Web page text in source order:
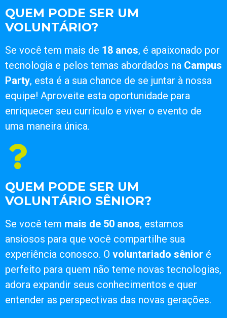
QUEM PODE SER UM
VOLUNTÁRIO?
Se você tem mais de 18 anos, é apaixonado por
tecnologia e pelos temas abordados na Campus
Party, esta é a sua chance de se juntar à nossa
equipe! Aproveite esta oportunidade para
enriquecer seu currículo e viver o evento de
uma maneira única.
QUEM PODE SER UM
VOLUNTÁRIO SÊNIOR?
Se você tem mais de 50 anos, estamos
ansiosos para que você compartilhe sua
experiência conosco. O voluntariado sênior é
perfeito para quem não teme novas tecnologias,
adora expandir seus conhecimentos e quer
entender as perspectivas das novas gerações.